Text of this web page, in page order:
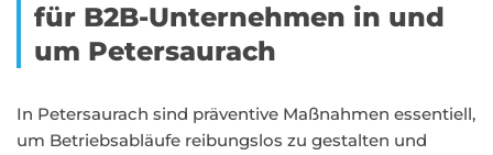
für B2B-Unternehmen in und
um Petersaurach
In Petersaurach sind präventive Maßnahmen essentiell,
um Betriebsabläufe reibungslos zu gestalten und